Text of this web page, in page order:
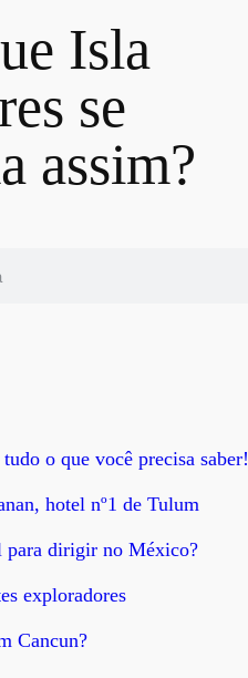
Isla
se
assim?
o que você precisa saber!
hotel nº1 de Tulum
para dirigir no México?
exploradores
Cancun?